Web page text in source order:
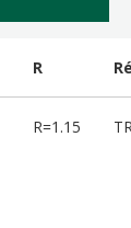
R
R=1.15